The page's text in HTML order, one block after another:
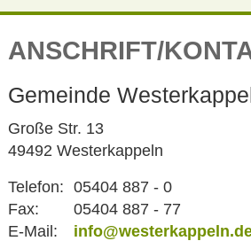
ANSCHRIFT/
Gemeinde
Große Str. 13
49492 Westerkappeln
Telefon: 05404 887 - 0
Fax:
05404 887 - 77
E-Mail: